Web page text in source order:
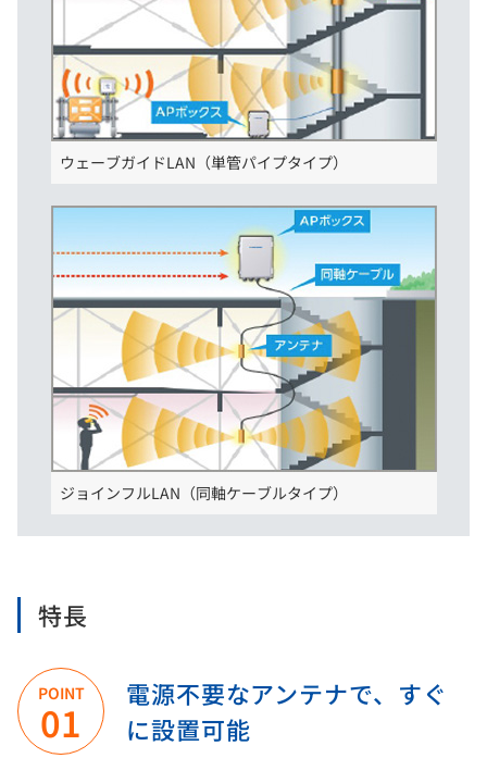
ウェーブガイドLAN（単管パイプタイプ）
ジョインフルLAN（同軸ケーブルタイプ）
特長
POINT
01
電源不要なアンテナで、すぐ
に設置可能